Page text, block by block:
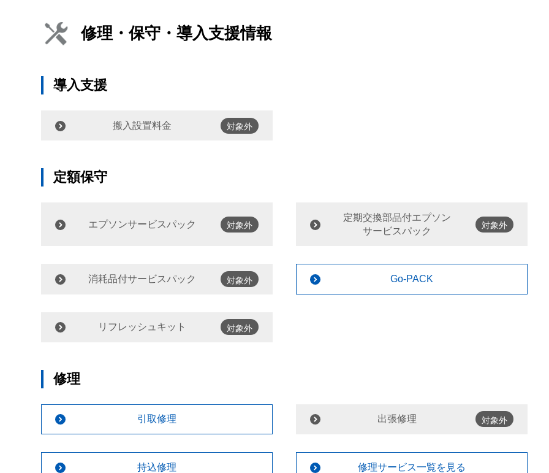
修理・保守・導入支援情報
導入支援
搬入設置料金 対象外
定額保守
エプソンサービスパック 対象外
定期交換部品付エプソン
サービスパック
対象外
消耗品付サービスパック 対象外 Go-PACK
リフレッシュキット 対象外
修理
引取修理 出張修理 対象外
持込修理 修理サービス一覧を見る